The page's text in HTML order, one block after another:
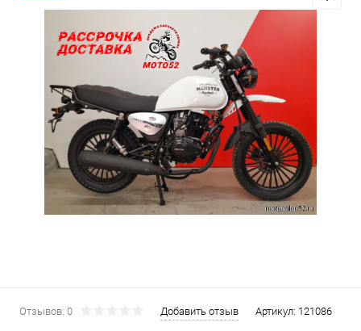
Отзывов: 0 Добавить отзыв Артикул: 121086